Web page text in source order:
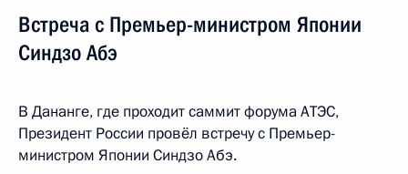
Встреча с Премьер-министром Японии
Синдзо Абэ
В Дананге, где проходит саммит форума АТЭС,
Президент России провёл встречу с Премьер-
министром Японии Синдзо Абэ.